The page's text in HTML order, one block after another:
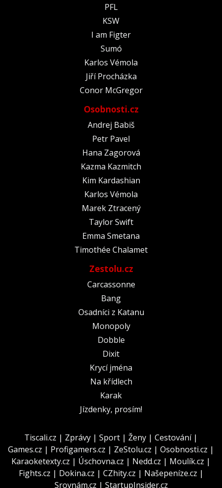
PFL
KSW
I am Figter
Sumó
Karlos Vémola
Jiří Procházka
Conor McGregor
Osobnosti.cz
Andrej Babiš
Petr Pavel
Hana Zagorová
Kazma Kazmitch
Kim Kardashian
Karlos Vémola
Marek Ztracený
Taylor Swift
Emma Smetana
Timothée Chalamet
Zestolu.cz
Carcassonne
Bang
Osadníci z Katanu
Monopoly
Dobble
Dixit
Krycí jména
Na křídlech
Karak
Jízdenky, prosím!
Tiscali.cz | Zprávy | Sport | Ženy | Cestování|
Games.cz | Profigamers.cz | ZeStolu.cz | Osobnosti.cz |
Karaoketexty.cz | Úschovna.cz | Nedd.cz | Moulík.cz |
Fights.cz | Dokina.cz | CZhity.cz | Našepeníze.cz |
Srovnám.cz | StartupInsider.cz